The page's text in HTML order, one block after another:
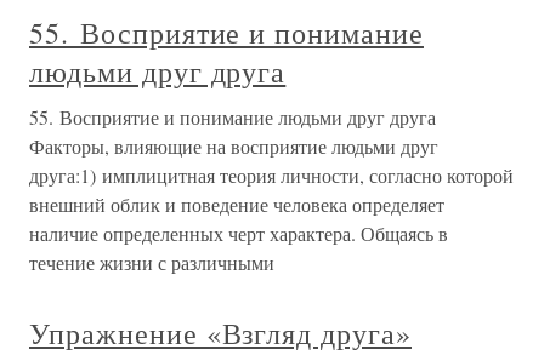
55. Восприятие и понимание
людьми друг друга
55. Восприятие и понимание людьми друг друга
Факторы, влияющие на восприятие людьми друг
друга:1) имплицитная теория личности, согласно которой
внешний облик и поведение человека определяет
наличие определенных черт характера. Общаясь в
течение жизни с различными
Упражнение «Взгляд друга»